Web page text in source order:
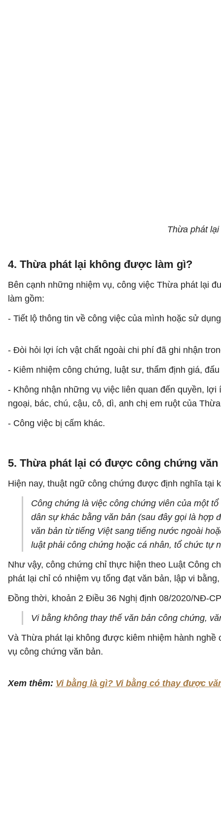
Thừa phát
4. Thừa phát lại không được làm gì?
Bên cạnh những nhiệm vụ, công việc Thừa phát lại
làm gồm:
- Tiết lộ thông tin về công việc của mình hoặc sử
- Đòi hỏi lợi ích vật chất ngoài chi phí đã ghi nhận
- Kiêm nhiệm công chứng, luật sư, thẩm định giá,
- Không nhận những vụ việc liên quan đến quyền,
ngoại, bác, chú, cậu, cô, dì, anh chị em ruột của
- Công việc bị cấm khác.
5. Thừa phát lại có được công chứng văn
Hiện nay, thuật ngữ công chứng được định nghĩa tại
Công chứng là việc công chứng viên của một
dân sự khác bằng văn bản (sau đây gọi là hợp
văn bản từ tiếng Việt sang tiếng nước ngoài
luật phải công chứng hoặc cá nhân, tổ chức tự
Như vậy, công chứng chỉ thực hiện theo Luật Công
phát lại chỉ có nhiệm vụ tống đạt văn bản, lập vi
Đồng thời, khoản 2 Điều 36 Nghị định 08/2020/NĐ-
Vi bằng không thay thế văn bản công chứng,
Và Thừa phát lại không được kiêm nhiệm hành
vụ công chứng văn bản.
Xem thêm: Vi bằng là gì? Vi bằng có thay được